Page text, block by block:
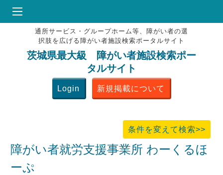
HOME
♥お気にりブックマーク
掲載会員MENU
よくある質問
通所サービス・グループホーム等、障がい者の選
択肢を広げる障がい者施設検索ポータルサイト
茨城県最大級 障がい者施設検索ポー
タルサイト
Login 新規掲載について
条件を変えて検索>>
障がい者就労支援事業所 わーくるほ
ーぷ